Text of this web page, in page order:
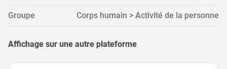
Groupe Corps humain > Activité de la personne
Affichage sur une autre plateforme